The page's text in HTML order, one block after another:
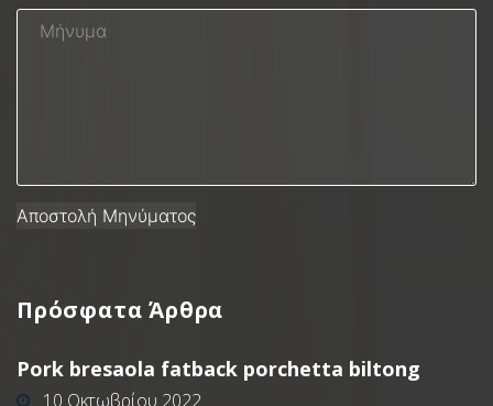
Πρόσφατα Άρθρα
Pork bresaola fatback porchetta biltong
10 Οκτωβρίου 2022